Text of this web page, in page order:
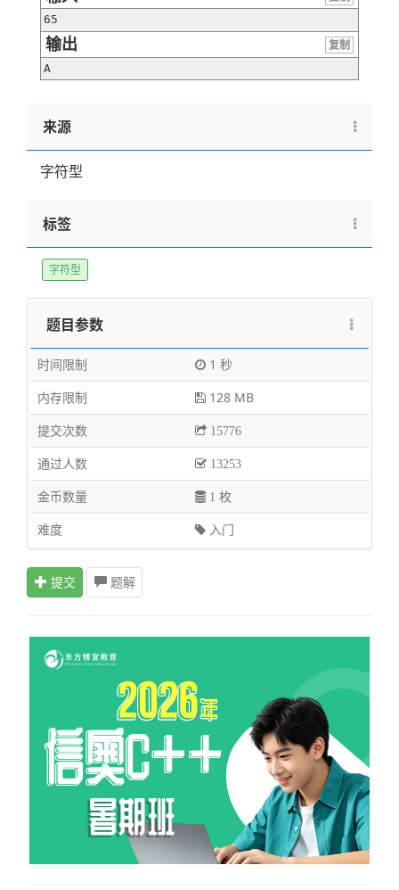
65
输出
复制
A
来源
字符型
标签
字符型
题目参数
时间限制
1 秒
内存限制
128 MB
提交次数
15776
通过人数 13253
金币数量 1 枚
难度 入门
提交 题解